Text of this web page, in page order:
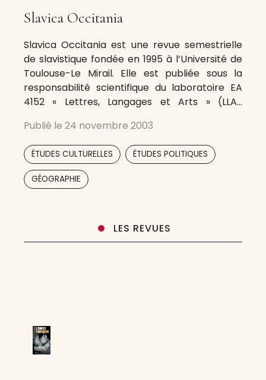
Slavica Occitania
Slavica Occitania est une revue semestrielle
de slavistique fondée en 1995 à l’Université de
Toulouse-Le Mirail. Elle est publiée sous la
responsabilité scientifique du laboratoire EA
4152 « Lettres, Langages et Arts » (LLA-
comparatiste et pluridisciplinaire ; il s’agit
d’explorer à travers des numéros spéciaux
thématiques
Publié le 24 novembre 2003
ÉTUDES CULTURELLES ÉTUDES POLITIQUES
GÉOGRAPHIE
LES REVUES